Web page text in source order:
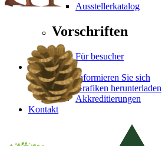
Ausstellerkatalog
Vorschriften
Für besucher
Medien
Informieren Sie sich
Grafiken herunterladen
Akkreditierungen
Kontakt